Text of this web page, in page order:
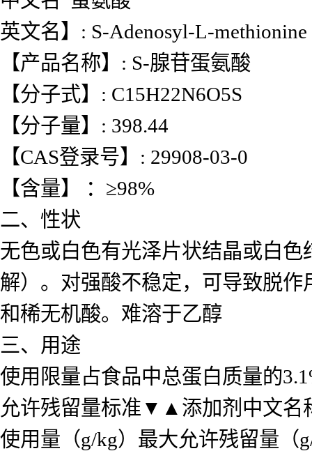
英文名】: S-Adenosyl-L-
【产品名称】: S-腺苷蛋氨酸
【分子式】: C15H22N6O5S
【分子量】: 398.44
【CAS登录号】: 29908-03-0
【含量】 ：≥98%
二、性状
无色或白色有光泽片状结晶或白
解）。对强酸不稳定，可导致脱作
和稀无机酸。难溶于乙醇
三、用途
使用限量占食品中总蛋白质量的
允许残留量标准▼▲添加剂中文名
使用量（g/kg）最大允许残留量（